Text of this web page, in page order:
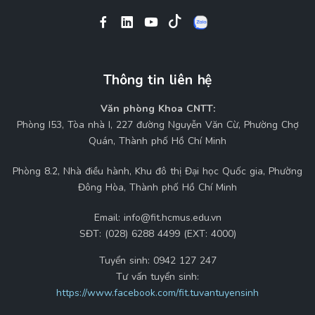
Thông tin liên hệ
Văn phòng Khoa CNTT:
Phòng I53, Tòa nhà I, 227 đường Nguyễn Văn Cừ, Phường Chợ
Quán, Thành phố Hồ Chí Minh
Phòng 8.2, Nhà điều hành, Khu đô thị Đại học Quốc gia, Phường
Đông Hòa, Thành phố Hồ Chí Minh
Email: info@fit.hcmus.edu.vn
SĐT: (028) 6288 4499 (EXT: 4000)
Tuyển sinh: 0942 127 247
Tư vấn tuyển sinh:
https://www.facebook.com/fit.tuvantuyensinh